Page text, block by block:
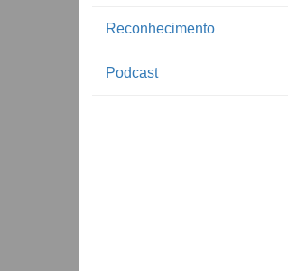
Reconhecimento
Podcast